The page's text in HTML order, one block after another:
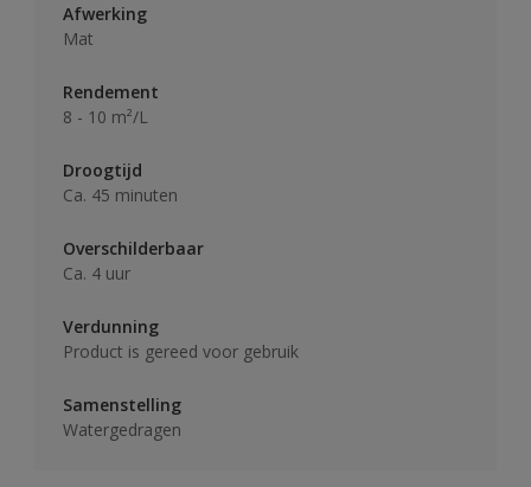
Afwerking
Mat
Rendement
8 - 10 m²/L
Droogtijd
Ca. 45 minuten
Overschilderbaar
Ca. 4 uur
Verdunning
Product is gereed voor gebruik
Samenstelling
Watergedragen